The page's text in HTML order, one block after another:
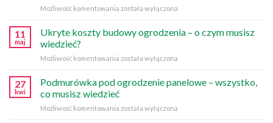
błędów
Możliwość komentowania Podatek
w
roku
kto
musi
zapłacić?
została wyłączona
11
maj
Ukryte koszty budowy ogrodzenia – o czym musisz
wiedzieć?
Możliwość komentowania Ukryte
budowy
ogrodzenia
o
została wyłączona
27
kwi
Podmurówka pod ogrodzenie panelowe – wszystko,
co musisz wiedzieć
Możliwość komentowania Podmurówka
została wyłączona